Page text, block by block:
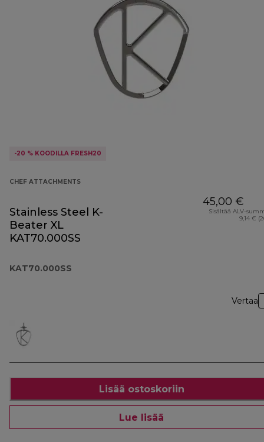
-20 % KOODILLA FRESH20
CHEF ATTACHMENTS
Stainless Steel K-
Beater XL
KAT70.000SS
KAT70.000SS
45,00 €
Sisältää ALV-
9,14 €
Vertaa
Lisää ostoskoriin
Lue lisää